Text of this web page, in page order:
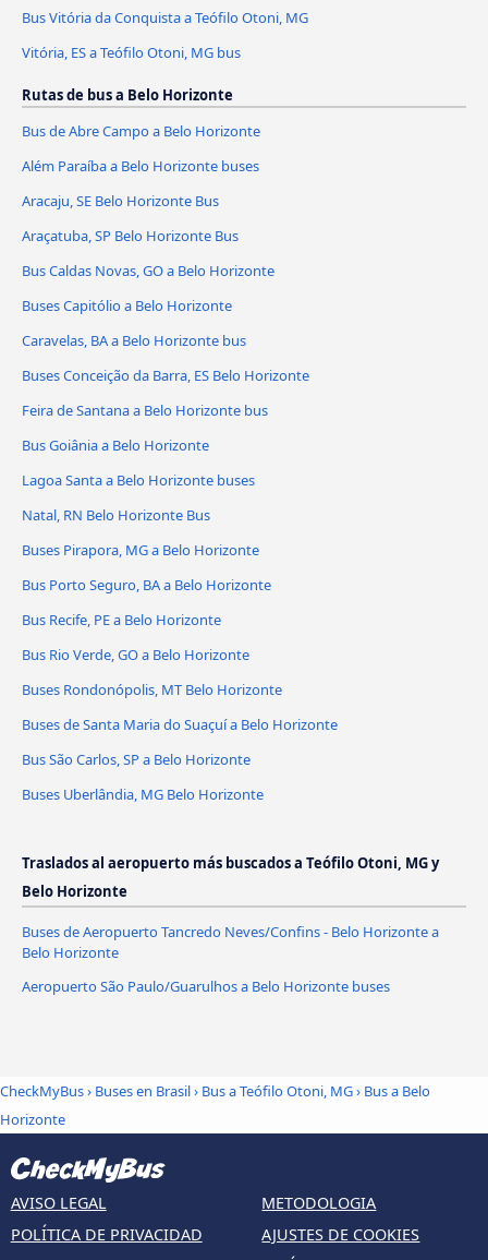
Bus Vitória da Conquista a Teófilo Otoni, MG
Vitória, ES a Teófilo Otoni, MG bus
Rutas de bus a Belo Horizonte
Bus de Abre Campo a Belo Horizonte
Além Paraíba a Belo Horizonte buses
Aracaju, SE Belo Horizonte Bus
Araçatuba, SP Belo Horizonte Bus
Bus Caldas Novas, GO a Belo Horizonte
Buses Capitólio a Belo Horizonte
Caravelas, BA a Belo Horizonte bus
Buses Conceição da Barra, ES Belo Horizonte
Feira de Santana a Belo Horizonte bus
Bus Goiânia a Belo Horizonte
Lagoa Santa a Belo Horizonte buses
Natal, RN Belo Horizonte Bus
Buses Pirapora, MG a Belo Horizonte
Bus Porto Seguro, BA a Belo Horizonte
Bus Recife, PE a Belo Horizonte
Bus Rio Verde, GO a Belo Horizonte
Buses Rondonópolis, MT Belo Horizonte
Buses de Santa Maria do Suaçuí a Belo Horizonte
Bus São Carlos, SP a Belo Horizonte
Buses Uberlândia, MG Belo Horizonte
Traslados al aeropuerto más buscados a Teófilo Otoni, MG y
Belo Horizonte
Buses de Aeropuerto Tancredo Neves/Confins - Belo Horizonte a
Belo Horizonte
Aeropuerto São Paulo/Guarulhos a Belo Horizonte buses
CheckMyBus› Buses en Brasil› Bus a Teófilo Otoni, MG› Bus a Belo
Horizonte
AVISO LEGAL
POLÍTICA DE PRIVACIDAD
METODOLOGIA
AJUSTES DE COOKIES